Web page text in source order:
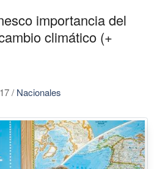
importancia del
climático (+
/ Nacionales